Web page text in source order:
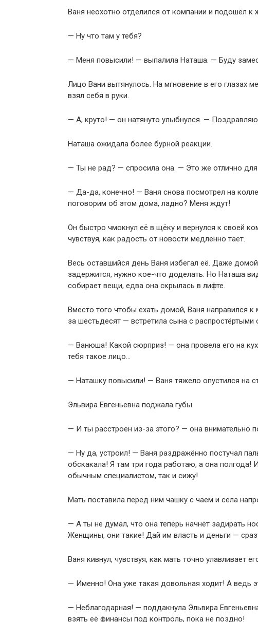
Ваня неохотно отделился от компании и подошёл к
— Ну что там у тебя?
— Меня повысили! — выпалила Наташа. — Буду
Лицо Вани вытянулось. На мгновение в его глазах
взял себя в руки.
— А, круто! — он натянуто улыбнулся. —
Наташа ожидала более бурной реакции.
— Ты не рад? — спросила она. — Это же отлично
— Да-да, конечно! — Ваня снова посмотрел на
поговорим об этом дома, ладно? Меня ждут!
Он быстро чмокнул её в щёку и вернулся к своей
чувствуя, как радость от новости медленно тает.
Весь оставшийся день Ваня избегал её. Даже
задержится, нужно кое-что доделать. Но Наташа
собирает вещи, едва она скрылась в лифте.
Вместо того чтобы ехать домой, Ваня направился
за шестьдесят — встретила сына с распростёртыми
— Ванюша! Какой сюрприз! — она провела его на
тебя такое лицо…
— Наташку повысили! — Ваня тяжело опустился на
Эльвира Евгеньевна поджала губы.
— И ты расстроен из-за этого? — она внимательно
— Ну да, устроил! — Ваня раздражённо постучал
обскакала! Я там три года работаю, а она
обычным специалистом, так и сижу!
Мать поставила перед ним чашку с чаем и села
— А ты не думал, что она теперь начнёт задирать
Женщины, они такие! Дай им власть и деньги —
Ваня кивнул, чувствуя, как мать точно улавливает
— Именно! Она уже такая довольная ходит! А ведь
— Неблагодарная! — поддакнула Эльвира
взять её финансы под контроль, пока не поздно!